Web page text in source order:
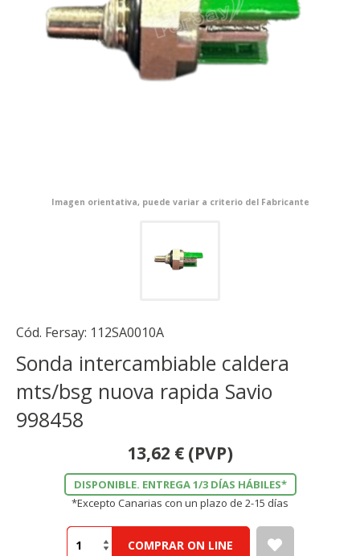
Imagen orientativa, puede variar a criterio del Fabricante
Cód. Fersay: 112SA0010A
Sonda intercambiable caldera
mts/bsg nuova rapida Savio
998458
13,62 € (PVP)
DISPONIBLE. ENTREGA 1/3 DÍAS HÁBILES*
*Excepto Canarias con un plazo de 2-15 días
COMPRAR ON LINE